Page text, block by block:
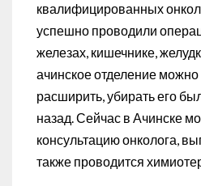
квалифицированных
успешно проводили
железах, кишечнике,
ачинское отделение
расширить, убирать его
назад. Сейчас в Ачинске
консультацию онколога,
также проводится